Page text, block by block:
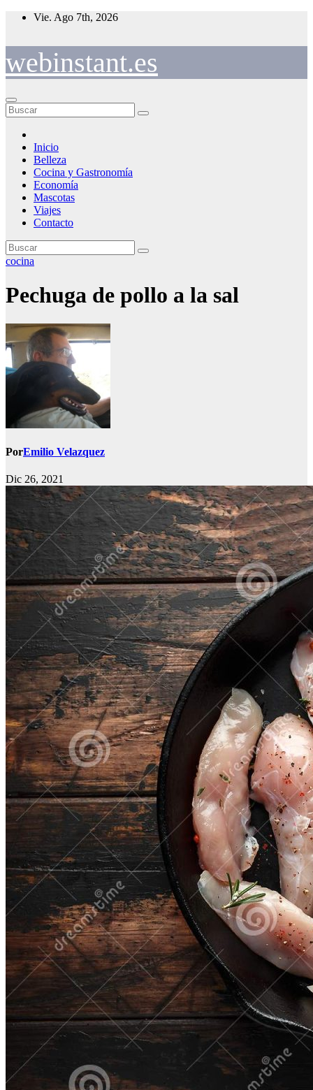
Saltar
Vie. Ago 7th, 2026
webinstant.es
Inicio
Belleza
Cocina y Gastronomía
Economía
Mascotas
Viajes
Contacto
cocina
Pechuga de pollo a la sal
PorEmilio Velazquez
Dic 26, 2021